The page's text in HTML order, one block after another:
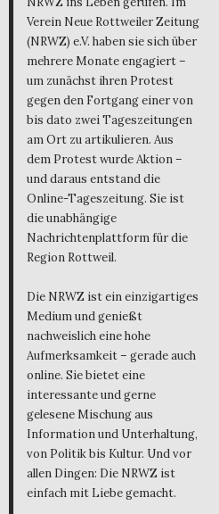
Verein Neue Rottweiler Zeitung
(NRWZ) e.V. haben sie sich über
mehrere Monate engagiert –
um zunächst ihren Protest
gegen den Fortgang einer von
bis dato zwei Tageszeitungen
am Ort zu artikulieren. Aus
dem Protest wurde Aktion –
und daraus entstand die
Online-Tageszeitung. Sie ist
die unabhängige
Nachrichtenplattform für die
Region Rottweil.
Die NRWZ ist ein einzigartiges
Medium und genießt
nachweislich eine hohe
Aufmerksamkeit – gerade auch
online. Sie bietet eine
interessante und gerne
gelesene Mischung aus
Information und Unterhaltung,
von Politik bis Kultur. Und vor
allen Dingen: Die NRWZ ist
einfach mit Liebe gemacht.